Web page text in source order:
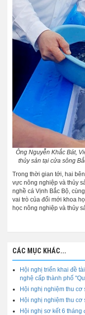
Ông Nguyễn Khắc Bát,
thủy sản tại cửa sông
Trong thời gian tới, hai
vực nông nghiệp và thủy
nghề cá Vịnh Bắc Bộ,
vai trò của đổi mới khoa
học nông nghiệp và thủy
CÁC MỤC KHÁC...
Hội nghị triển khai đề
nghệ cấp thành phố
Hội nghị nghiệm thu cơ
Hội nghị nghiệm thu cơ
Hội nghị sơ kết 6